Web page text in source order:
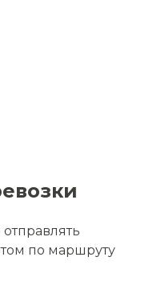
по маршруту